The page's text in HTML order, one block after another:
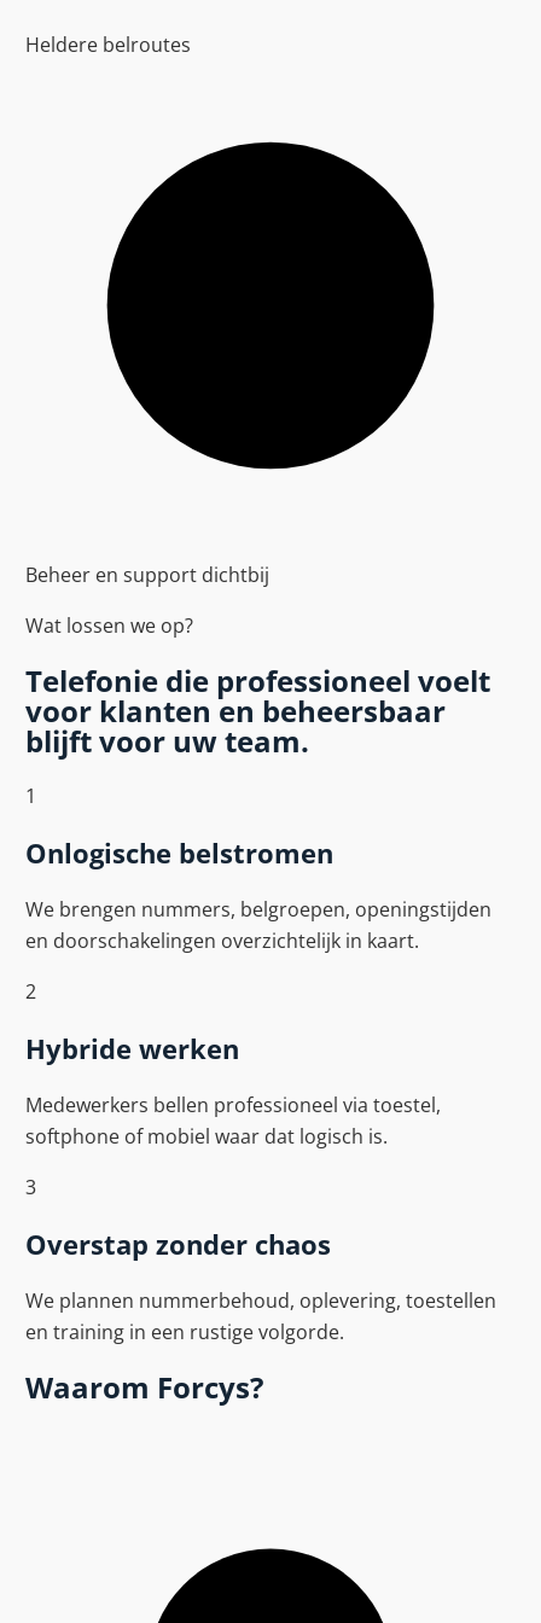
Heldere belroutes
Beheer en support dichtbij
Wat lossen we op?
Telefonie die professioneel voelt
voor klanten en beheersbaar
blijft voor uw team.
1
Onlogische belstromen
We brengen nummers, belgroepen, openingstijden
en doorschakelingen overzichtelijk in kaart.
2
Hybride werken
Medewerkers bellen professioneel via toestel,
softphone of mobiel waar dat logisch is.
3
Overstap zonder chaos
We plannen nummerbehoud, oplevering, toestellen
en training in een rustige volgorde.
Waarom Forcys?